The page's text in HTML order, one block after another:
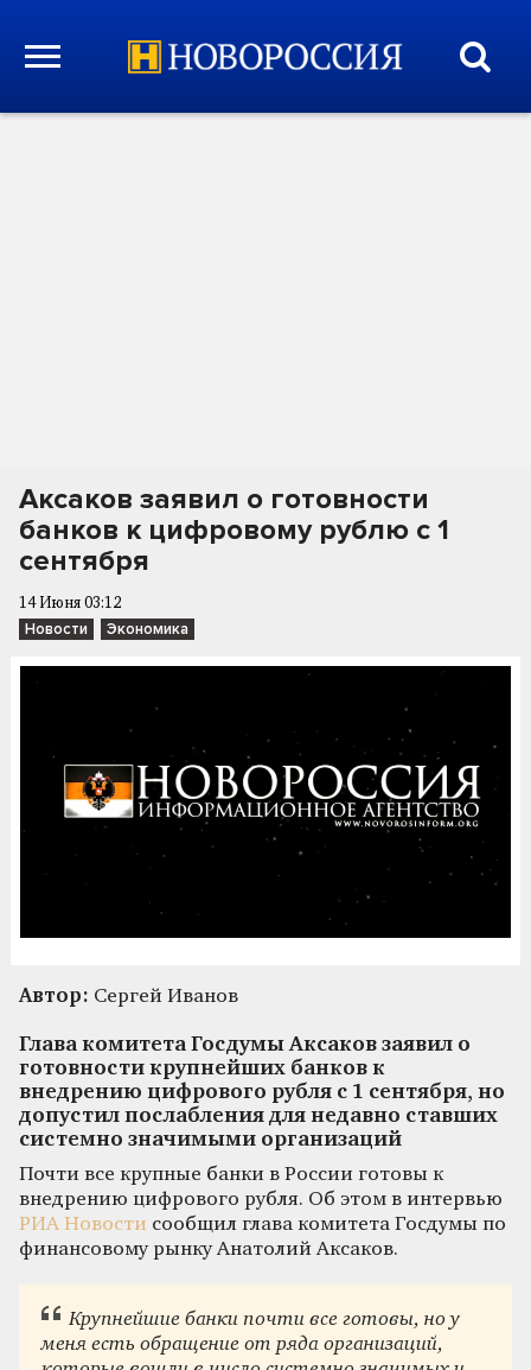
Аксаков заявил о готовности
банков к цифровому рублю с 1
сентября
14 Июня 03:12
Новости Экономика
Автор: Сергей Иванов
Глава комитета Госдумы Аксаков заявил о
готовности крупнейших банков к
внедрению цифрового рубля с 1 сентября, но
допустил послабления для недавно ставших
системно значимыми организаций
Почти все крупные банки в России готовы к
внедрению цифрового рубля. Об этом в интервью
РИА Новости сообщил глава комитета Госдумы по
финансовому рынку Анатолий Аксаков.
Крупнейшие банки почти все готовы, но у
меня есть обращение от ряда организаций,